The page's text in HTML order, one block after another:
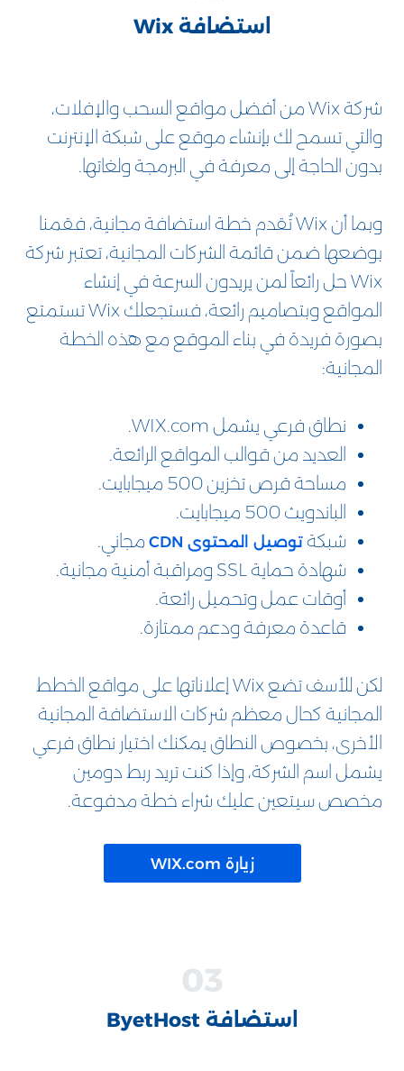
استضافة Wix
شركة Wix من أفضل مواقع السحب والإفلات،
والتي تسمح لك بإنشاء موقع على شبكة الإنترنت
بدون الحاجة إلى معرفة في البرمجة ولغاتها.
وبما أن Wix تُقدم خطة استضافة مجانية، فقمنا
بوضعها ضمن قائمة الشركات المجانية، تعتبر شركة
Wix حل رائعاً لمن يريدون السرعة في إنشاء
المواقع وبتصاميم رائعة، فستجعلك Wix تستمتع
بصورة فريدة في بناء الموقع مع هذه الخطة
المجانية:
نطاق فرعي يشمل WIX.com.
العديد من قوالب المواقع الرائعة.
مساحة قرص تخزين 500 ميجابايت.
الباندويث 500 ميجابايت.
شبكة توصيل المحتوى CDN
مجاني.
شهادة حماية SSL ومراقبة أمنية مجانية.
أوقات عمل وتحميل رائعة.
قاعدة معرفة ودعم ممتازة.
لكن للأسف تضع Wix إعلاناتها على مواقع الخطط
المجانية كحال معظم شركات الاستضافة المجانية
الأخرى، بخصوص النطاق يمكنك اختيار نطاق فرعي
يشمل اسم الشركة، وإذا كنت تريد ربط دومين
مخصص سيتعين عليك شراء خطة مدفوعة.
زيارة WIX.com
استضافة ByetHost